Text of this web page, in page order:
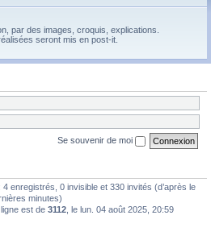
par des images, croquis, explications.
seront mis en post-it.
Se souvenir de moi
enregistrés, 0 invisible et 330 invités (d’après le
minutes)
est de 3112 , le lun. 04 août 2025, 20:59